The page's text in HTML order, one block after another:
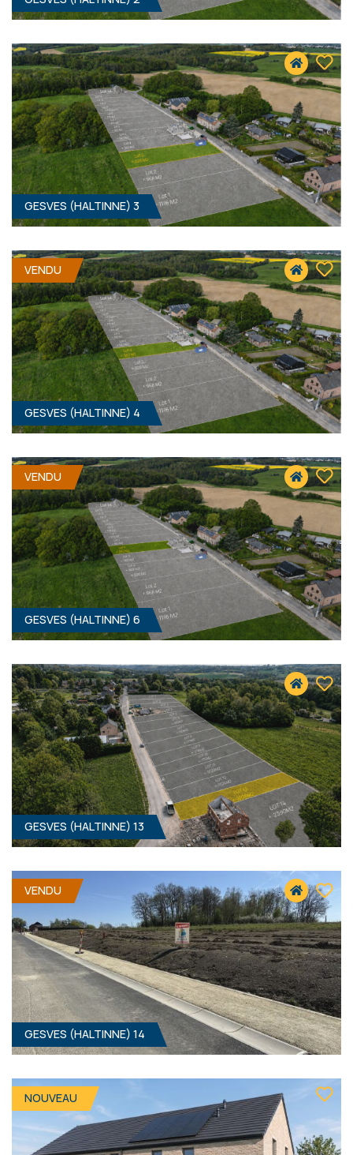
107 000 € HF*
92 000 € HF*
92 000 € HF*
GESVES (HALTINNE) 3
Prix sur demande
GESVES (HALTINNE) 4
VENDU
66 000 €
GESVES (HALTINNE) 6
VENDU
97 000 € HF*
GESVES (HALTINNE) 13
GESVES (HALTINNE) 14
VENDU
NOUVEAU